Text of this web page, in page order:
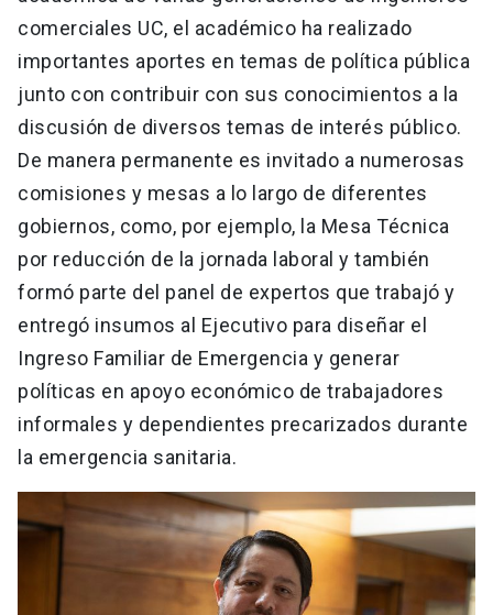
comerciales UC, el académico ha realizado
importantes aportes en temas de política pública
junto con contribuir con sus conocimientos a la
discusión de diversos temas de interés público.
De manera permanente es invitado a numerosas
comisiones y mesas a lo largo de diferentes
gobiernos, como, por ejemplo, la Mesa Técnica
por reducción de la jornada laboral y también
formó parte del panel de expertos que trabajó y
entregó insumos al Ejecutivo para diseñar el
Ingreso Familiar de Emergencia y generar
políticas en apoyo económico de trabajadores
informales y dependientes precarizados durante
la emergencia sanitaria.